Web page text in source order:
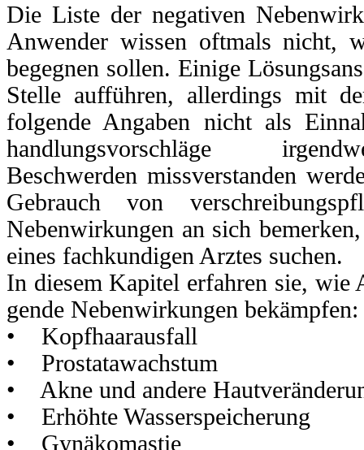
Die Liste der negativen
Anwender wissen oftmals nicht,
begegnen sollen. Einige
Stelle aufführen, allerdings mit
folgende Angaben nicht als
handlungsvorschläge
Beschwerden missverstanden
Gebrauch von
Nebenwirkungen an sich
eines fachkundigen Arztes suchen.
In diesem Kapitel erfahren sie, wie
gende Nebenwirkungen bekämpfen:
• Kopfhaarausfall
• Prostatawachstum
• Akne und andere
• Erhöhte Wasserspeicherung
• Gynäkomastie